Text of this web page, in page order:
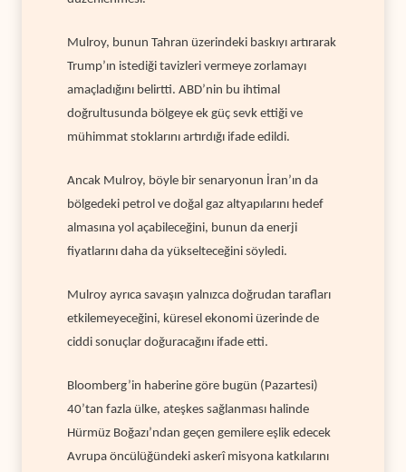
Mulroy, bunun Tahran üzerindeki baskıyı artırarak
Trump’ın istediği tavizleri vermeye zorlamayı
amaçladığını belirtti. ABD’nin bu ihtimal
doğrultusunda bölgeye ek güç sevk ettiği ve
mühimmat stoklarını artırdığı ifade edildi.
Ancak Mulroy, böyle bir senaryonun İran’ın da
bölgedeki petrol ve doğal gaz altyapılarını hedef
almasına yol açabileceğini, bunun da enerji
fiyatlarını daha da yükselteceğini söyledi.
Mulroy ayrıca savaşın yalnızca doğrudan tarafları
etkilemeyeceğini, küresel ekonomi üzerinde de
ciddi sonuçlar doğuracağını ifade etti.
Bloomberg’in haberine göre bugün (Pazartesi)
40’tan fazla ülke, ateşkes sağlanması halinde
Hürmüz Boğazı’ndan geçen gemilere eşlik edecek
Avrupa öncülüğündeki askerî misyona katkılarını